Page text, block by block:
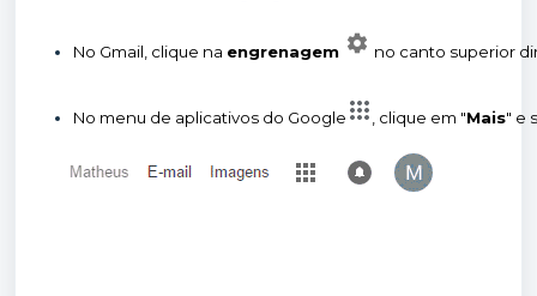
No Gmail, clique na engrenagem no canto superior
No menu de aplicativos do Google , clique em "Mais" e